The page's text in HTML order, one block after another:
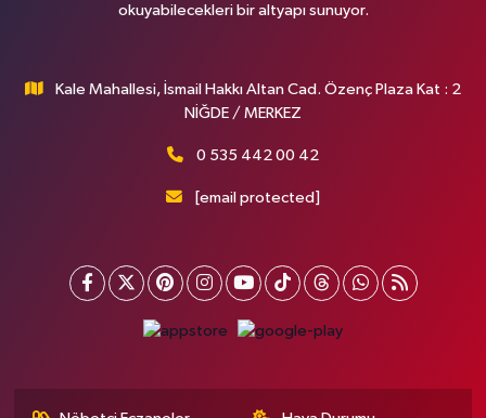
okuyabilecekleri bir altyapı sunuyor.
Kale Mahallesi, İsmail Hakkı Altan Cad. Özenç Plaza Kat : 2
NİĞDE / MERKEZ
0 535 442 00 42
[email protected]